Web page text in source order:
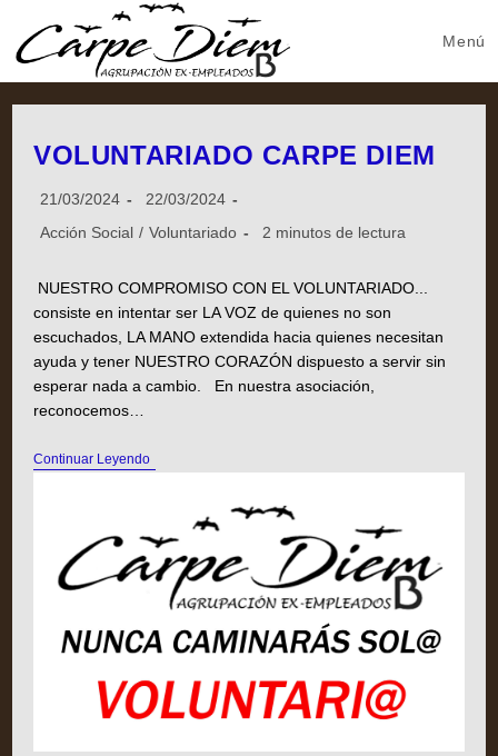
Menú
VOLUNTARIADO CARPE DIEM
21/03/2024
22/03/2024
Acción Social / Voluntariado 2 minutos de lectura
NUESTRO COMPROMISO CON EL VOLUNTARIADO...
consiste en intentar ser LA VOZ de quienes no son
escuchados, LA MANO extendida hacia quienes necesitan
ayuda y tener NUESTRO CORAZÓN dispuesto a servir sin
esperar nada a cambio. En nuestra asociación,
reconocemos…
Continuar Leyendo